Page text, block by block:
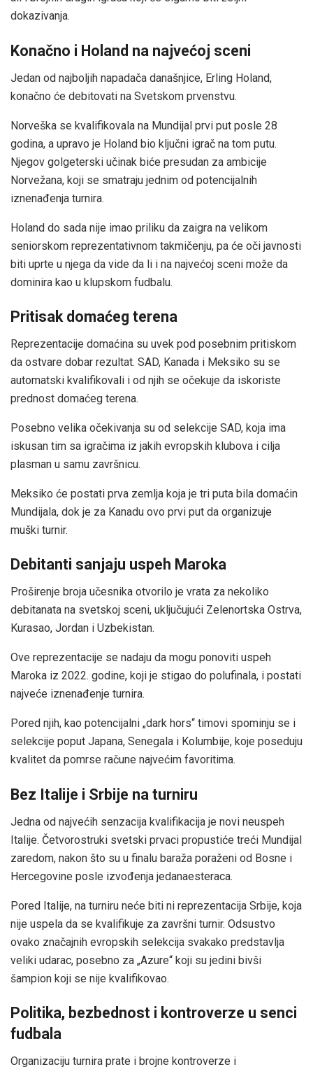
dokazivanja.
Konačno i Holand na najvećoj sceni
Jedan od najboljih napadača današnjice, Erling Holand,
konačno će debitovati na Svetskom prvenstvu.
Norveška se kvalifikovala na Mundijal prvi put posle 28
godina, a upravo je Holand bio ključni igrač na tom putu.
Njegov golgeterski učinak biće presudan za ambicije
Norvežana, koji se smatraju jednim od potencijalnih
iznenađenja turnira.
Holand do sada nije imao priliku da zaigra na velikom
seniorskom reprezentativnom takmičenju, pa će oči javnosti
biti uprte u njega da vide da li i na najvećoj sceni može da
dominira kao u klupskom fudbalu.
Pritisak domaćeg terena
Reprezentacije domaćina su uvek pod posebnim pritiskom
da ostvare dobar rezultat. SAD, Kanada i Meksiko su se
automatski kvalifikovali i od njih se očekuje da iskoriste
prednost domaćeg terena.
Posebno velika očekivanja su od selekcije SAD, koja ima
iskusan tim sa igračima iz jakih evropskih klubova i cilja
plasman u samu završnicu.
Meksiko će postati prva zemlja koja je tri puta bila domaćin
Mundijala, dok je za Kanadu ovo prvi put da organizuje
muški turnir.
Debitanti sanjaju uspeh Maroka
Proširenje broja učesnika otvorilo je vrata za nekoliko
debitanata na svetskoj sceni, uključujući Zelenortska Ostrva,
Kurasao, Jordan i Uzbekistan.
Ove reprezentacije se nadaju da mogu ponoviti uspeh
Maroka iz 2022. godine, koji je stigao do polufinala, i postati
najveće iznenađenje turnira.
Pored njih, kao potencijalni „dark hors“ timovi spominju se i
selekcije poput Japana, Senegala i Kolumbije, koje poseduju
kvalitet da pomrse račune najvećim favoritima.
Bez Italije i Srbije na turniru
Jedna od najvećih senzacija kvalifikacija je novi neuspeh
Italije. Četvorostruki svetski prvaci propustiće treći Mundijal
zaredom, nakon što su u finalu baraža poraženi od Bosne i
Hercegovine posle izvođenja jedanaesteraca.
Pored Italije, na turniru neće biti ni reprezentacija Srbije, koja
nije uspela da se kvalifikuje za završni turnir. Odsustvo
ovako značajnih evropskih selekcija svakako predstavlja
veliki udarac, posebno za „Azure“ koji su jedini bivši
šampion koji se nije kvalifikovao.
Politika, bezbednost i kontroverze u senci
fudbala
Organizaciju turnira prate i brojne kontroverze i